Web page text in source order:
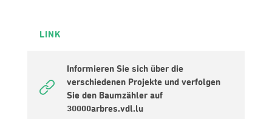
LINK
Informieren Sie sich über die
verschiedenen Projekte und verfolgen
Sie den Baumzähler auf
30000arbres.vdl.lu